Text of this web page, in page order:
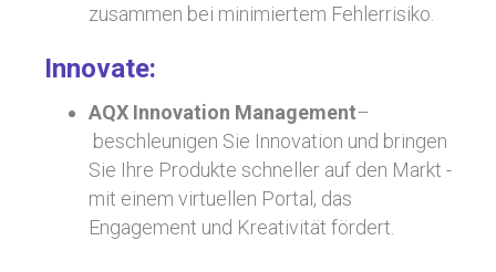
zusammen bei minimiertem Fehlerrisiko.
Innovate:
AQX Innovation Management–
beschleunigen Sie Innovation und bringen
Sie Ihre Produkte schneller auf den Markt -
mit einem virtuellen Portal, das
Engagement und Kreativität fördert.